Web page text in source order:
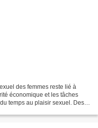
des femmes reste lié à
économique et les tâches
temps au plaisir sexuel. Des